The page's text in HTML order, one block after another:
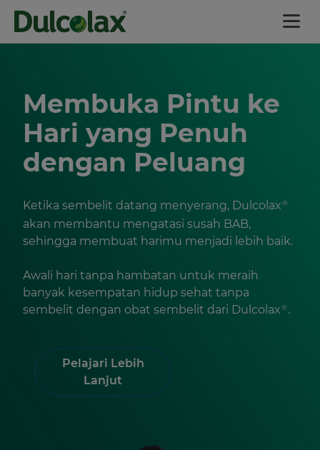
Produk
Panduan Produk
Mengapa Saya Mengalami
Sembelit?
Tips Mencegah Sembelit
Membuka Pintu ke
Hari yang Penuh
dengan Peluang
Ketika sembelit datang menyerang, Dulcolax®
akan membantu mengatasi susah BAB,
sehingga membuat harimu menjadi lebih baik.
Awali hari tanpa hambatan untuk meraih
banyak kesempatan hidup sehat tanpa
sembelit dengan obat sembelit dari Dulcolax®.
Pelajari Lebih
Lanjut